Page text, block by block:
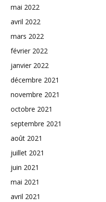
mai 2022
avril 2022
mars 2022
février 2022
janvier 2022
décembre 2021
novembre 2021
octobre 2021
septembre 2021
août 2021
juillet 2021
juin 2021
mai 2021
avril 2021